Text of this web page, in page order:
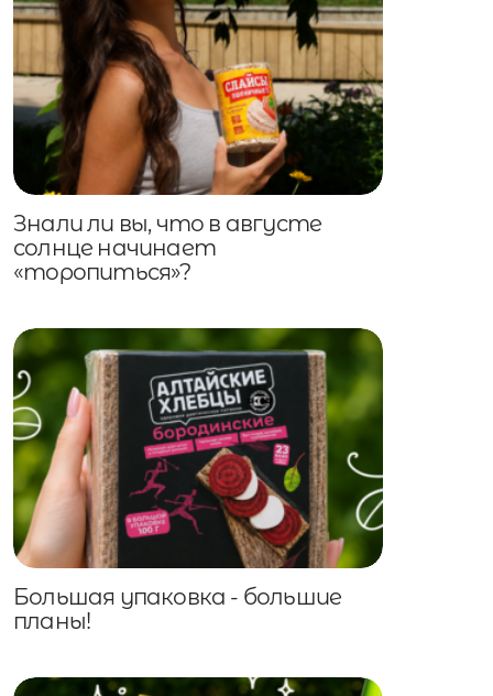
Знали ли вы, что в августе
солнце начинает
«торопиться»?
Большая упаковка - большие
планы!